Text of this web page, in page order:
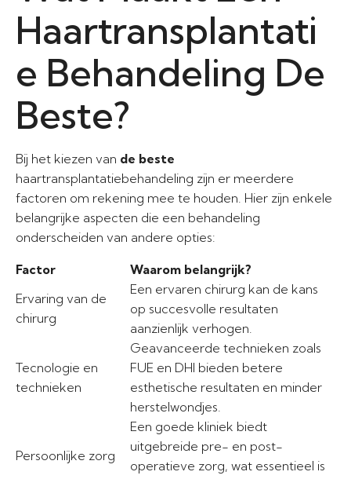
Haartransplantati
e Behandeling De
Beste?
Bij het kiezen van de beste
haartransplantatiebehandeling zijn er meerdere
factoren om rekening mee te houden. Hier zijn enkele
belangrijke aspecten die een behandeling
onderscheiden van andere opties:
Factor
Waarom belangrijk?
Ervaring van de
chirurg
Een ervaren chirurg kan de kans
op succesvolle resultaten
aanzienlijk verhogen.
Tecnologie en
technieken
Geavanceerde technieken zoals
FUE en DHI bieden betere
esthetische resultaten en minder
herstelwondjes.
Persoonlijke zorg
Een goede kliniek biedt
uitgebreide pre- en post-
operatieve zorg, wat essentieel is